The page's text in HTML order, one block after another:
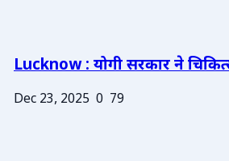
Lucknow : योगी सरकार ने
Dec 23, 2025 0 79